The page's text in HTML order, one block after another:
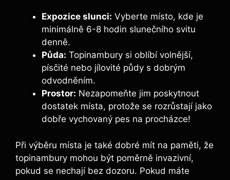
Expozice slunci: Vyberte místo, kde je
minimálně 6-8 hodin slunečního svitu
denně.
Půda: Topinambury si oblíbí volnější,
písčité nebo jílovité půdy s dobrým
odvodněním.
Prostor: Nezapomeňte jim poskytnout
dostatek místa, protože se rozrůstají jako
dobře vychovaný pes na procházce!
Při výběru místa je také dobré mít na paměti, že
topinambury mohou být poměrně invazivní,
pokud se nechají bez dozoru. Pokud máte